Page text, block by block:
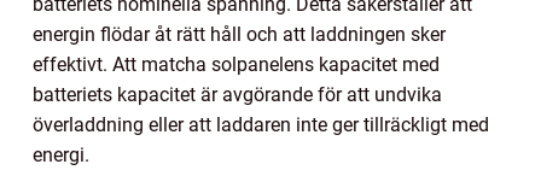
energin flödar åt rätt håll och att laddningen sker
effektivt. Att matcha solpanelens kapacitet med
batteriets kapacitet är avgörande för att undvika
överladdning eller att laddaren inte ger tillräckligt med
energi.